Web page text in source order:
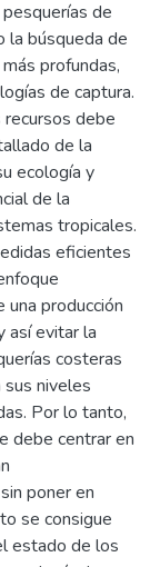
de
la búsqueda de
profundas,
de captura.
debe
de la
ecología y
de la
tropicales.
eficientes
producción
así evitar la
costeras
sus niveles
Por lo tanto,
debe centrar en
poner en
se consigue
estado de los